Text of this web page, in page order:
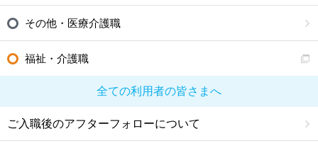
その他・医療介護職
福祉・介護職
全ての利用者の皆さまへ
ご入職後のアフターフォローについて